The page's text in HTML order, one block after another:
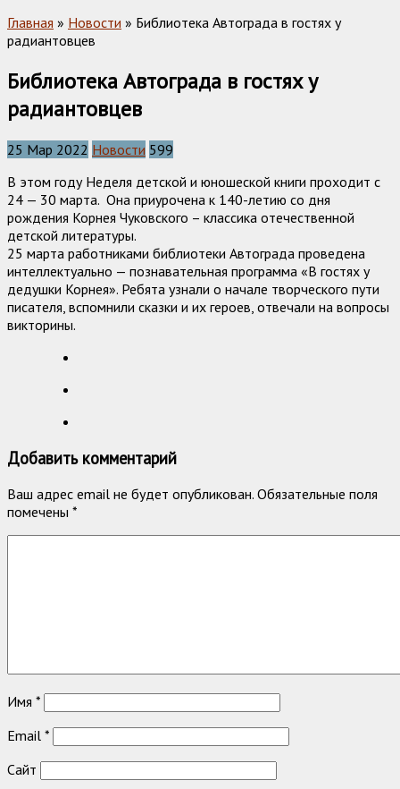
Главная » Новости » Библиотека Автограда в гостях у
радиантовцев
Библиотека Автограда в гостях у
радиантовцев
25 Мар 2022 Новости 599
В этом году Неделя детской и юношеской книги проходит с
24 — 30 марта. Она приурочена к 140-летию со дня
рождения Корнея Чуковского – классика отечественной
детской литературы.
25 марта работниками библиотеки Автограда проведена
интеллектуально — познавательная программа «В гостях у
дедушки Корнея». Ребята узнали о начале творческого пути
писателя, вспомнили сказки и их героев, отвечали на вопросы
викторины.
Добавить комментарий
Ваш адрес email не будет опубликован. Обязательные поля
помечены *
Имя *
Email *
Сайт